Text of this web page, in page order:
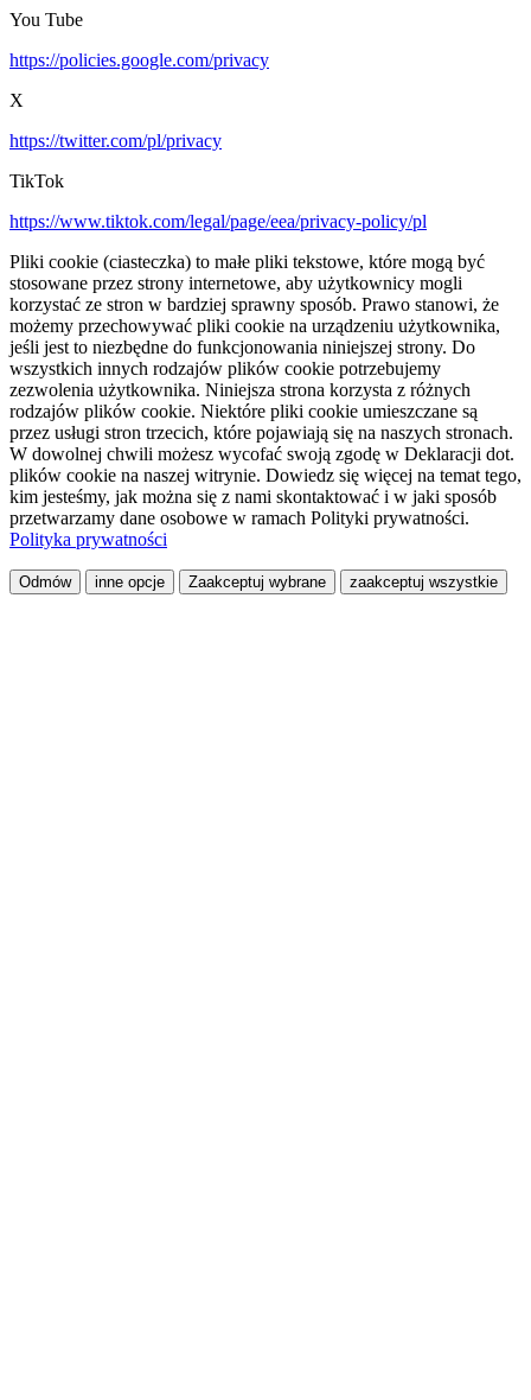
You Tube
https://policies.google.com/privacy
X
https://twitter.com/pl/privacy
TikTok
https://www.tiktok.com/legal/page/eea/privacy-policy/pl
Pliki cookie (ciasteczka) to małe pliki tekstowe, które mogą być
stosowane przez strony internetowe, aby użytkownicy mogli
korzystać ze stron w bardziej sprawny sposób. Prawo stanowi, że
możemy przechowywać pliki cookie na urządzeniu użytkownika,
jeśli jest to niezbędne do funkcjonowania niniejszej strony. Do
wszystkich innych rodzajów plików cookie potrzebujemy
zezwolenia użytkownika. Niniejsza strona korzysta z różnych
rodzajów plików cookie. Niektóre pliki cookie umieszczane są
przez usługi stron trzecich, które pojawiają się na naszych stronach.
W dowolnej chwili możesz wycofać swoją zgodę w Deklaracji dot.
plików cookie na naszej witrynie. Dowiedz się więcej na temat tego,
kim jesteśmy, jak można się z nami skontaktować i w jaki sposób
przetwarzamy dane osobowe w ramach Polityki prywatności.
Polityka prywatności
Odmów inne opcje Zaakceptuj wybrane zaakceptuj wszystkie